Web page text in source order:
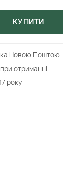
КУПИТИ
Новою Поштою
отриманні
року